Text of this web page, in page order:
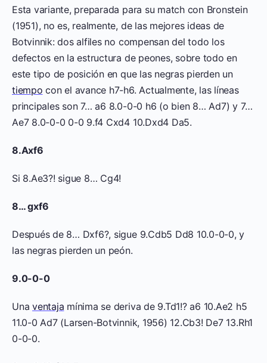
Esta variante, preparada para su match con Bronstein
(1951), no es, realmente, de las mejores ideas de
Botvinnik: dos alfiles no compensan del todo los
defectos en la estructura de peones, sobre todo en
este tipo de posición en que las negras pierden un
tiempo con el avance h7-h6. Actualmente, las líneas
principales son 7… a6 8.0-0-0 h6 (o bien 8… Ad7) y 7…
Ae7 8.0-0-0 0-0 9.f4 Cxd4 10.Dxd4 Da5.
8.Axf6
Si 8.Ae3?! sigue 8… Cg4!
8… gxf6
Después de 8… Dxf6?, sigue 9.Cdb5 Dd8 10.0-0-0, y
las negras pierden un peón.
9.0-0-0
Unaventaja mínima se deriva de 9.Td1!? a6 10.Ae2 h5
11.0-0 Ad7 (Larsen-Botvinnik, 1956) 12.Cb3! De7 13.Rh1
0-0-0.